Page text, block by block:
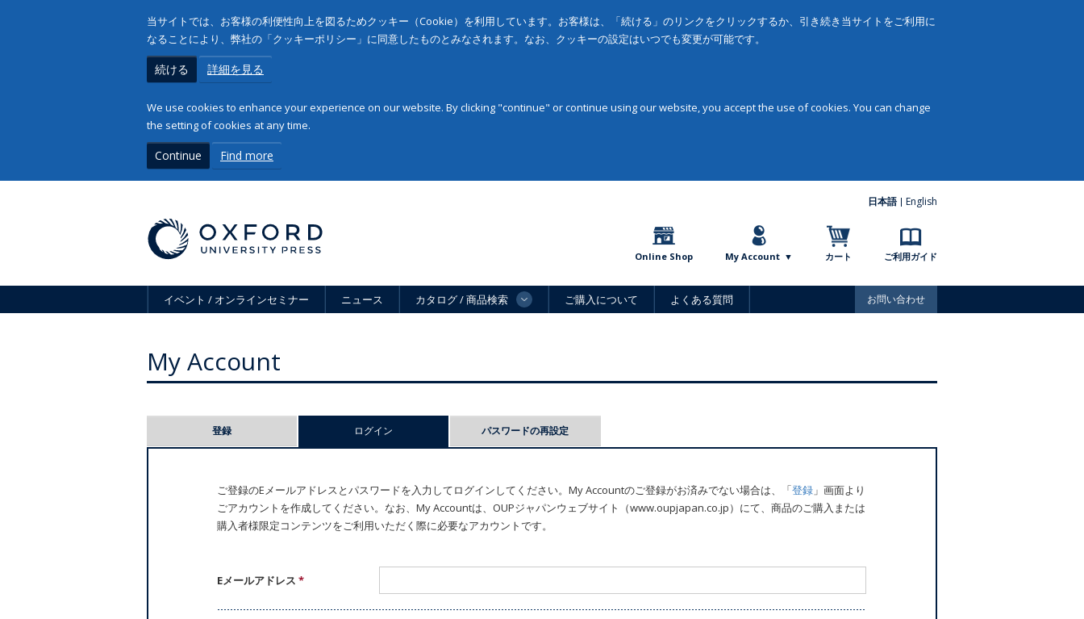
当サイトでは、お客様の利便性向上を図るためクッキー（Cookie）を利用しています。お客様は、「続ける」のリンクをクリックするか、引き続き当サイトをご利用に
なることにより、弊社の「クッキーポリシー」に同意したものとみなされます。なお、クッキーの設定はいつでも変更が可能です。
続ける 詳細を見る
We use cookies to enhance your experience on our website. By clicking "continue" or continue using our website, you accept the use of cookies. You can change
the setting of cookies at any time.
Continue Find more
日本語 English
Online Shop My Account カート ご利用ガイド
イベント / オンラインセミナー ニュース カタログ / 商品検索 ご購入について よくある質問 お問い合わせ
My Account
登録 ログイン パスワードの再設定
ご登録のEメールアドレスとパスワードを入力してログインしてください。My Accountのご登録がお済みでない場合は、「登録 」画面より
ごアカウントを作成してください。なお、My Accountは、OUPジャパンウェブサイト（www.oupjapan.co.jp）にて、商品のご購入または
購入者様限定コンテンツをご利用いただく際に必要なアカウントです。
Eメールアドレス*